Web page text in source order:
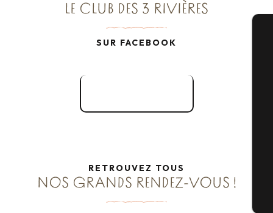
LE CLUB DES 3 RIVIÈRES
SUR FACEBOOK
RETROUVEZ TOUS
NOS GRANDS RENDEZ-VOUS !